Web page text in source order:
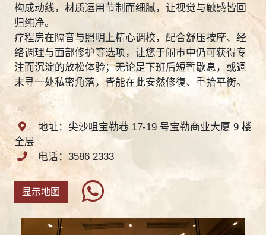
构成动线，材质运用节制而细腻，让视觉与触感皆回
归纯净。
疗程房在隔音与照明上精心调校，配合舒压按摩、经
络调理与面部修护等选项，让您于闹市中仍可获得专
注而沉淀的放松体验；无论是下班后短暂歇息，或週
末寻一处私密角落，皆能在此安然修復、重拾平衡。
地址：尖沙咀宝勒巷 17-19 号宝勒商业大厦 9 楼
全层
电话：3586 2333
显示地图